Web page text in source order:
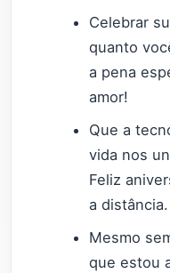
Celebrar
quanto
a pena
amor!
Que a
vida nos
Feliz
a distância.
Mesmo
que estou